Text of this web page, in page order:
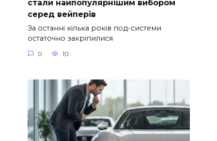
стали найпопулярнішим вибором
серед вейперів
За останні кілька років под-системи
остаточно закріпилися
0 10